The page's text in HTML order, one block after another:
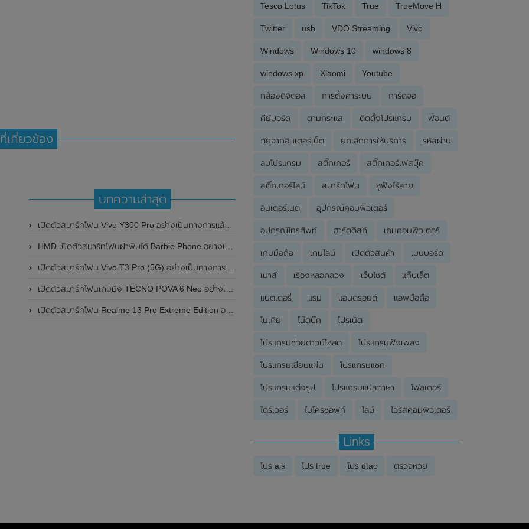
เกี่ยวข้อง
บทความล่าสุด
เปิดตัวสมาร์ทโฟน Vivo Y300 Pro อย่างเป็นทางการแล้วในประเทศจีน มาพร้อมดีไซน์พรีเมี่ยม ทนทาน และแบตเตอรี่สุดอึดขนาดใหญ่ 6,500mAh พร้อมรองรับการชาร์จไว 80W
HMD เปิดตัวสมาร์ทโฟนฝาพับได้ Barbie Phone อย่างเป็นทางการแล้ว มาพร้อมธีมสีชมพูสดใส
เปิดตัวสมาร์ทโฟน Vivo T3 Pro (5G) อย่างเป็นทางการแล้วในประเทศอินเดีย
เปิดตัวสมาร์ทโฟนเกมมิ่ง TECNO POVA 6 Neo อย่างเป็นทางการแล้วในประเทศไทย ในราคา 8,499 บาท
เปิดตัวสมาร์ทโฟน Realme 13 Pro Extreme Edition อย่างเป็นทางการแล้วในประเทศจีน
Tesco Lotus TikTok True TrueMove H
Twitter usb VDO Streaming Vivo
Windows Windows 10 windows 8
windows xp Xiaomi Youtube
กล้องดิจิตอล การตั้งค่าระบบ การ์ดจอ
คีย์บอร์ด ตามกระแส ติดตั้งโปรแกรม ฟอนต์
ภัยจากอินเตอร์เน็ต ยกเลิกการให้บริการ รหัสผ่าน
ลบโปรแกรม สติ๊กเกอร์ สติ๊กเกอร์เฟสบุ๊ค
สติ๊กเกอร์ไลน์ สมาร์ทโฟน หูฟังไร้สาย
อินเตอร์เนต อุปกรณ์คอมพิวเตอร์
อุปกรณ์โทรศัพท์ ฮาร์ดดิสก์ เกมคอมพิวเตอร์
เกมมือถือ เกมไลน์ เปิดตัวสินค้า เมนบอร์ด
เมาส์ เรื่องหลอกลวง เว็บไซต์ แท็บเล็ต
แบตเตอรี่ แรม แอนดรอยด์ แอพมือถือ
โนเกีย โน๊ตบุ๊ค โปรเน็ต
โปรแกรมช่วยดาวน์โหลด โปรแกรมฟังเพลง
โปรแกรมเขียนแผ่น โปรแกรมแชท
โปรแกรมแต่งรูป โปรแกรมแปลภาษา โฟลเดอร์
ไดร์เวอร์ ไมโครซอฟท์ ไลน์ ไวรัสคอมพิวเตอร์
Links
โปร ais โปร true โปร dtac ตรวจหวย